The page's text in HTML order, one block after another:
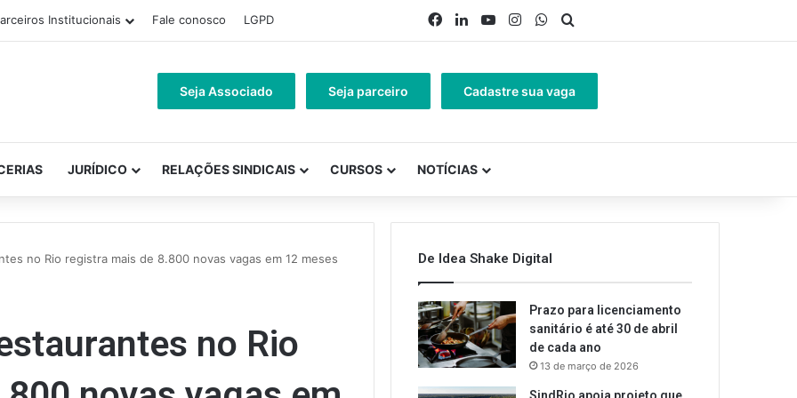
Institucionais Fale conosco LGPD Facebook
LinkedinYouTubeInstagram
WhatsApp
Seja Associado Seja parceiro Cadastre sua vaga
JURÍDICO RELAÇÕES SINDICAIS CURSOS NOTÍCIAS
no Rio registra mais de 8.800 novas vagas em 12 meses
no Rio
De Idea Shake Digital
Prazo para licenciamento
sanitário é até 30 de abril
de cada ano
13 de março de 2026